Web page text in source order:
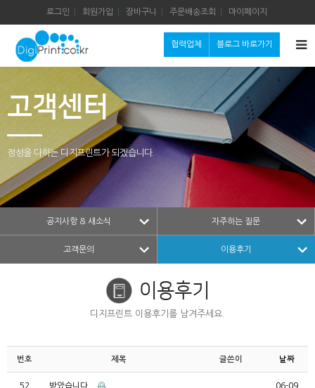
협력업체 블로그 바로가기
로그인 회원가입 장바구니 주문배송조회 마이페이지
고객센터
정성을 다하는 디지프린트가 되겠습니다.
공지사항 & 새소식 자주하는 질문
고객문의 이용후기
이용후기
디지프린트 이용후기를 남겨주세요.
번호 제목 글쓴이 날짜
52 받았습니다.. 06-09